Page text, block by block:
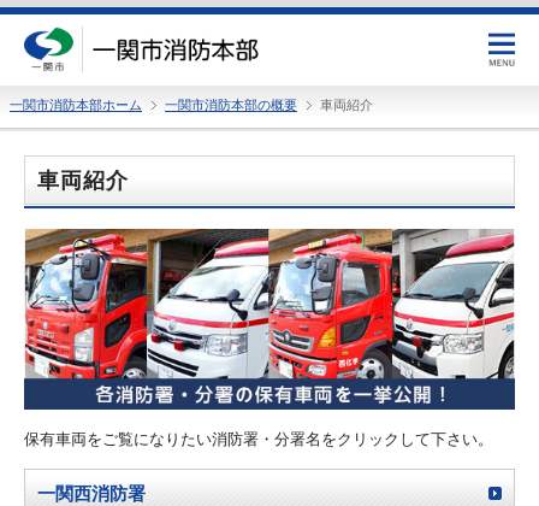
一関市消防本部ホーム 一関市消防本部の概要 車両紹介
車両紹介
保有車両をご覧になりたい消防署・分署名をクリックして下さい。
一関西消防署